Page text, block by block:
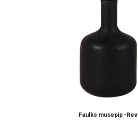
Faulks musepip -Rev